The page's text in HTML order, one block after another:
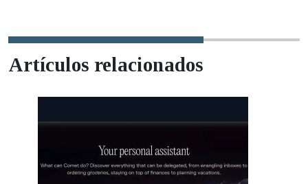
Artículos relacionados